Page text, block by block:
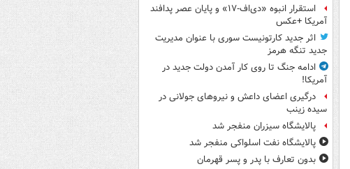
استقرار انبوه «دی‌اف‑۱۷» و پایان عصر پدافند
آمریکا +عکس
اثر جدید کارتونیست سوری با عنوان مدیریت
جدید تنگه هرمز
ادامه جنگ تا روی کار آمدن دولت جدید در
آمریکا!
درگیری اعضای داعش و نیروهای جولانی در
سیده زینب
پالایشگاه سیزران منفجر شد
پالایشگاه نفت اسلواکی منفجر شد
بدون تعارف با پدر و پسر قهرمان